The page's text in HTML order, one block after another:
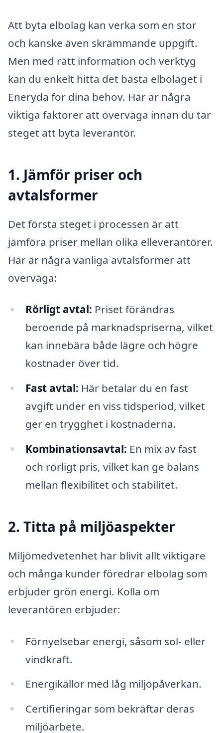
Att byta elbolag kan verka som en stor
och kanske även skrämmande uppgift.
Men med rätt information och verktyg
kan du enkelt hitta det bästa elbolaget i
Eneryda för dina behov. Här är några
viktiga faktorer att överväga innan du tar
steget att byta leverantör.
1. Jämför priser och
avtalsformer
Det första steget i processen är att
jämföra priser mellan olika elleverantörer.
Här är några vanliga avtalsformer att
överväga:
Rörligt avtal: Priset förändras
beroende på marknadspriserna, vilket
kan innebära både lägre och högre
kostnader över tid.
Fast avtal: Här betalar du en fast
avgift under en viss tidsperiod, vilket
ger en trygghet i kostnaderna.
Kombinationsavtal: En mix av fast
och rörligt pris, vilket kan ge balans
mellan flexibilitet och stabilitet.
2. Titta på miljöaspekter
Miljömedvetenhet har blivit allt viktigare
och många kunder föredrar elbolag som
erbjuder grön energi. Kolla om
leverantören erbjuder:
Förnyelsebar energi, såsom sol- eller
vindkraft.
Energikällor med låg miljöpåverkan.
Certifieringar som bekräftar deras
miljöarbete.